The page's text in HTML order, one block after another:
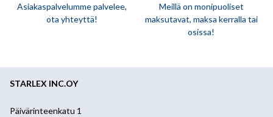
Asiakaspalvelumme palvelee,
ota yhteyttä!
Meillä on monipuoliset
maksutavat, maksa kerralla tai
osissa!
STARLEX INC.OY
Päivärinteenkatu 1